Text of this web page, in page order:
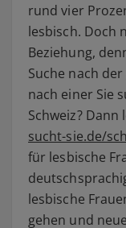
rund vier
lesbisch. Doch
Beziehung,
Suche nach
nach einer Sie
Schweiz?
sucht-sie.de/
für lesbische
lesbische
gehen und